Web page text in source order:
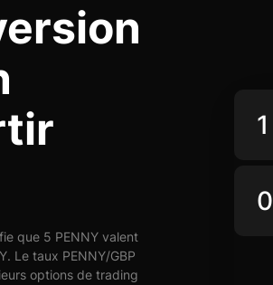
que 5 PENNY valent
Le taux PENNY/GBP
options de trading